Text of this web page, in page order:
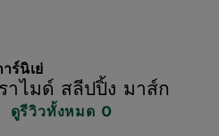
าร์นิเย่
าไมด์ สลีปปิ้ง มาส์ก
ดูรีวิวทั้งหมด 0